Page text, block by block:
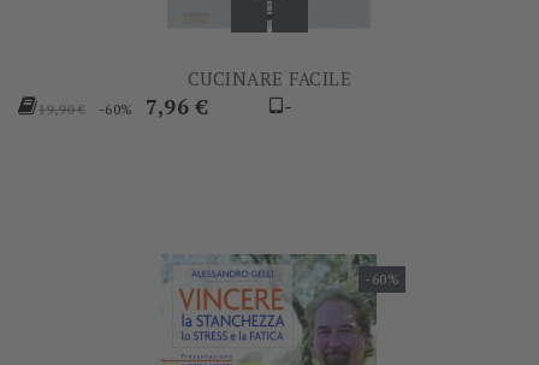
CUCINARE FACILE
Prezzo
19,90 € -60% Prezzo
7,96 € -
-60%